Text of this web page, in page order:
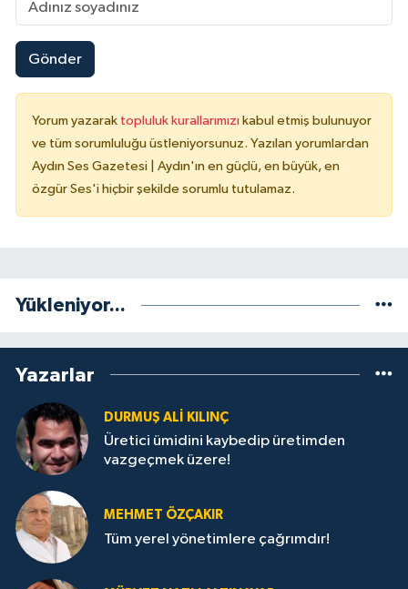
Gönder
Yorum yazarak topluluk kurallarımızı kabul etmiş bulunuyor
ve tüm sorumluluğu üstleniyorsunuz. Yazılan yorumlardan
Aydın Ses Gazetesi | Aydın'ın en güçlü, en büyük, en
özgür Ses'i hiçbir şekilde sorumlu tutulamaz.
Yükleniyor...
Yazarlar
DURMUŞ ALI KILINÇ
Üretici ümidini kaybedip üretimden
vazgeçmek üzere!
MEHMET ÖZÇAKIR
Tüm yerel yönetimlere çağrımdır!